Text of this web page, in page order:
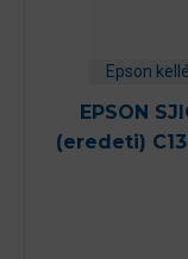
Epson
EPSON
(eredeti)